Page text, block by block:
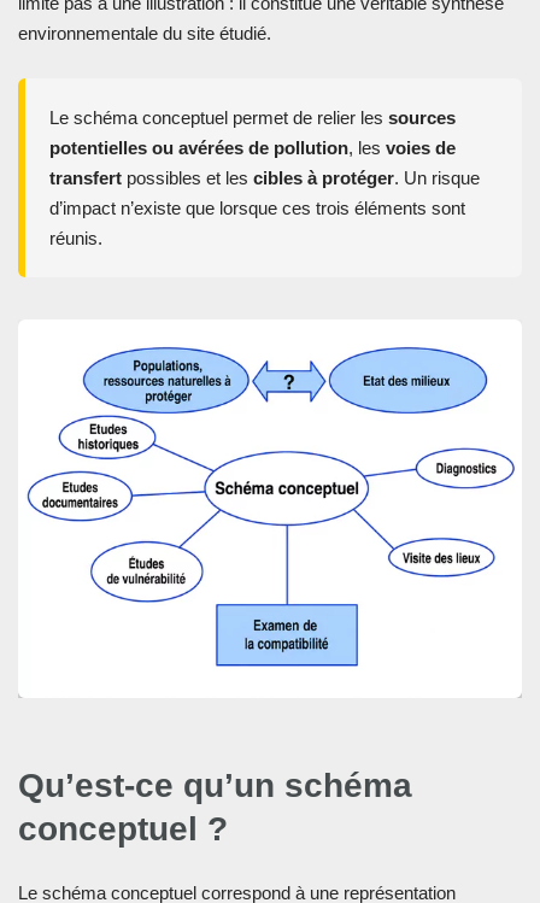
environnementale du site étudié.
Le schéma conceptuel permet de relier les sources
potentielles ou avérées de pollution, les voies de
transfert possibles et les cibles à protéger. Un risque
d’impact n’existe que lorsque ces trois éléments sont
réunis.
Qu’est-ce qu’un schéma
conceptuel ?
Le schéma conceptuel correspond à une représentation